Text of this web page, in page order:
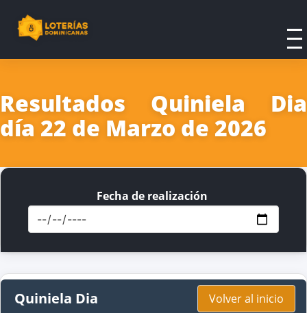
Resultados Quiniela Dia
día 22 de Marzo de 2026
Fecha de realización
Quiniela Dia Volver al inicio